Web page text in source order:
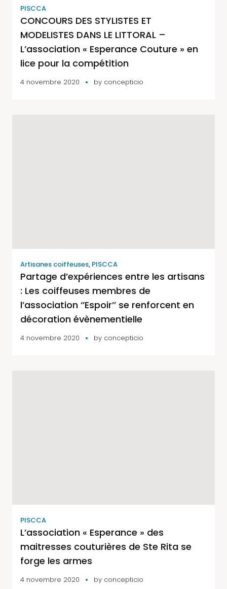
PISCCA
CONCOURS DES STYLISTES ET
MODELISTES DANS LE LITTORAL –
L’association « Esperance Couture » en
lice pour la compétition
4 novembre 2020 by concepticio
Artisanes coiffeuses, PISCCA
Partage d’expériences entre les artisans
: Les coiffeuses membres de
l’association ‘’Espoir’’ se renforcent en
décoration évènementielle
4 novembre 2020 by concepticio
PISCCA
L’association « Esperance » des
maitresses couturières de Ste Rita se
forge les armes
4 novembre 2020 by concepticio